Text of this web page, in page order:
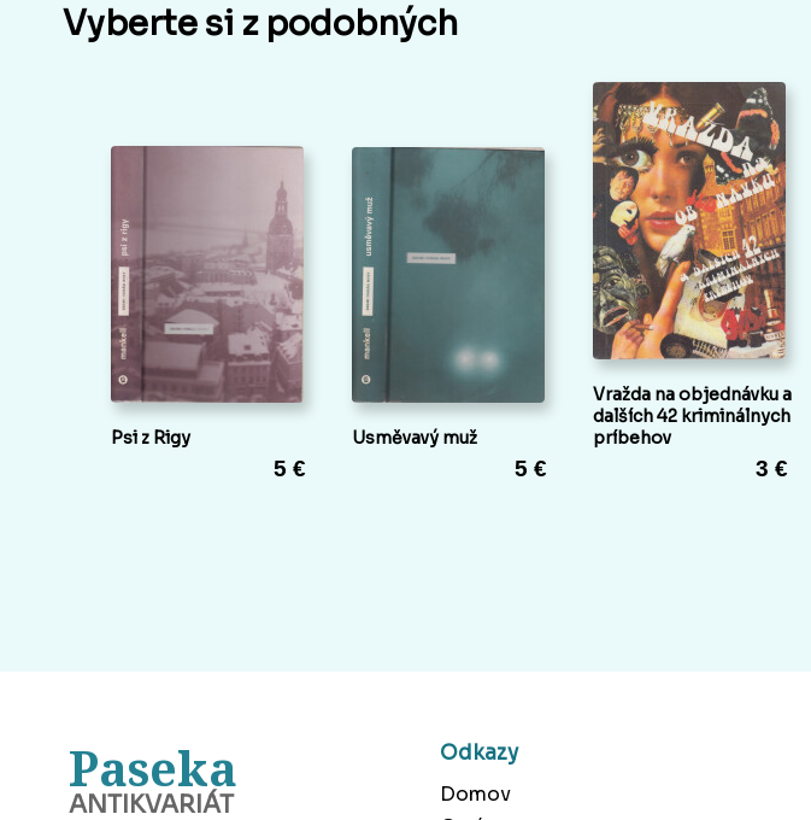
Vyberte si z podobných
Psi z Rigy
5 €
Usměvavý muž
5 €
Vražda na objednávku a
dalších 42 kriminálnych
príbehov
3 €
Paseka
ANTIKVARIÁT
Odkazy
Domov